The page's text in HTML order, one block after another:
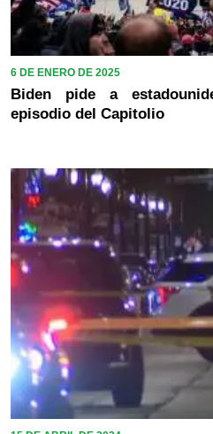
6 DE ENERO DE 2025
Biden pide a
episodio del Capitolio